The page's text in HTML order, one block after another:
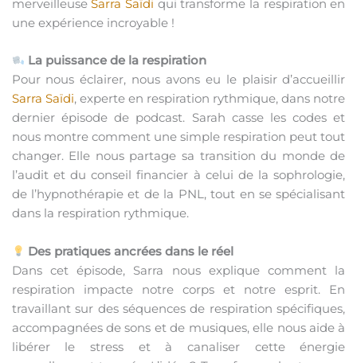
merveilleuseSarra Saïdi qui transforme la respiration en
une expérience incroyable !
La puissance de la respiration
Pour nous éclairer, nous avons eu le plaisir d’accueillir
Sarra Saïdi, experte en respiration rythmique, dans notre
dernier épisode de podcast. Sarah casse les codes et
nous montre comment une simple respiration peut tout
changer. Elle nous partage sa transition du monde de
l’audit et du conseil financier à celui de la sophrologie,
de l’hypnothérapie et de la PNL, tout en se spécialisant
dans la respiration rythmique.
Des pratiques ancrées dans le réel
Dans cet épisode, Sarra nous explique comment la
respiration impacte notre corps et notre esprit. En
travaillant sur des séquences de respiration spécifiques,
accompagnées de sons et de musiques, elle nous aide à
libérer le stress et à canaliser cette énergie